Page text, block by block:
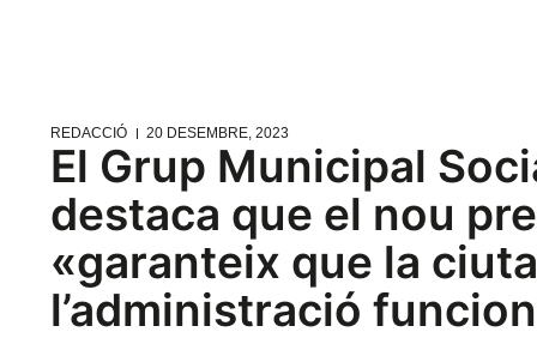
REDACCIÓ 20 DESEMBRE, 2023
El Grup Municipal
destaca que el nou
«garanteix que la
l’administració